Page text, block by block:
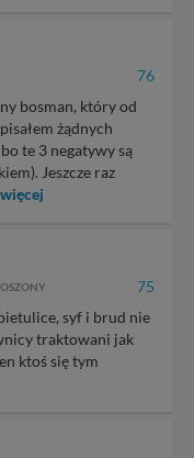
76
bosman, który od
żądnych
te 3 negatywy są
Jeszcze raz
75
syf i brud nie
traktowani jak
ktoś się tym